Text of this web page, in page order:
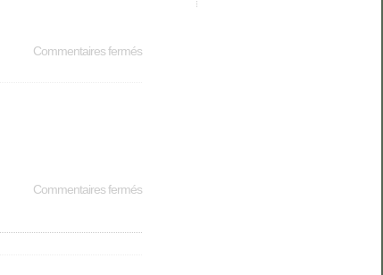
Commentaires fermés
Commentaires fermés